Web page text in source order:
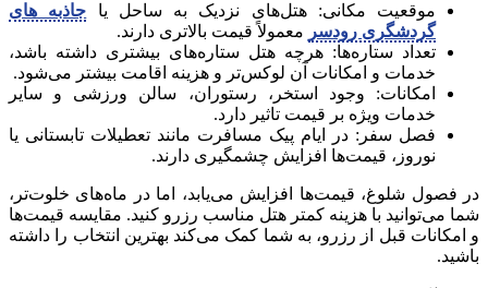
موقعیت مکانی: هتل‌های نزدیک به ساحل یا جاذبه های
گردشگری رودسر معمولاً قیمت بالاتری دارند.
تعداد ستاره‌ها: هرچه هتل ستاره‌های بیشتری داشته باشد،
خدمات و امکانات آن لوکس‌تر و هزینه اقامت بیشتر می‌شود.
امکانات: وجود استخر، رستوران، سالن ورزشی و سایر
خدمات ویژه بر قیمت تاثیر دارد.
فصل سفر: در ایام پیک مسافرت مانند تعطیلات تابستانی یا
نوروز، قیمت‌ها افزایش چشمگیری دارند.
در فصول شلوغ، قیمت‌ها افزایش می‌یابد، اما در ماه‌های خلوت‌تر،
شما می‌توانید با هزینه کمتر هتل مناسب رزرو کنید. مقایسه قیمت‌ها
و امکانات قبل از رزرو، به شما کمک می‌کند بهترین انتخاب را داشته
باشید.